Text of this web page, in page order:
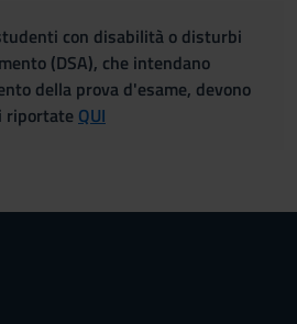
con disabilità o disturbi
(DSA), che intendano
della prova d'esame, devono
riportate QUI